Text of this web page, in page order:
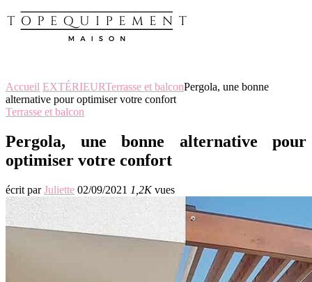
Accueil EXTÉRIEURTerrasse et balconPergola, une bonne
alternative pour optimiser votre confort
Terrasse et balcon
Pergola, une bonne alternative pour
optimiser votre confort
écrit parJuliette 02/09/2021 1,2Kvues